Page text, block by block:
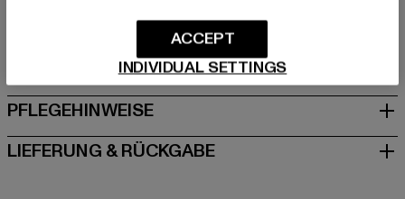
GRÖSSE & PASSFORM
PFLEGEHINWEISE
LIEFERUNG & RÜCKGABE
INDIVIDUAL SETTINGS
ACCEPT